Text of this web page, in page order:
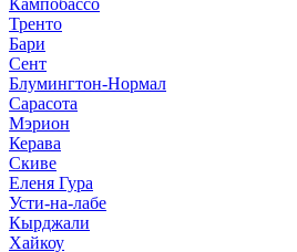
Кампобассо
Тренто
Бари
Сент
Блумингтон-Нормал
Сарасота
Мэрион
Керава
Скиве
Еленя Гура
Усти-на-лабе
Кырджали
Хайкоу